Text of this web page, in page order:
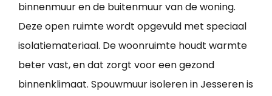
binnenmuur en de buitenmuur van de woning.
Deze open ruimte wordt opgevuld met speciaal
isolatiemateriaal. De woonruimte houdt warmte
beter vast, en dat zorgt voor een gezond
binnenklimaat. Spouwmuur isoleren in Jesseren is